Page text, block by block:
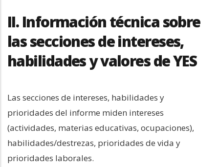
II. Información técnica sobre
las secciones de intereses,
habilidades y valores de YES
Las secciones de intereses, habilidades y
prioridades del informe miden intereses
(actividades, materias educativas, ocupaciones),
habilidades/destrezas, prioridades de vida y
prioridades laborales.